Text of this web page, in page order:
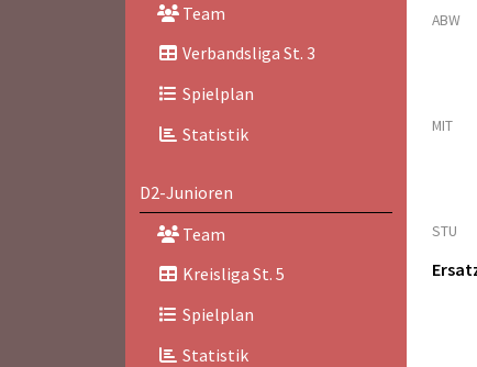
Team
Verbandsliga St. 3
Spielplan
Statistik
D2-Junioren
Team
Kreisliga St. 5
Spielplan
Statistik
ABW
MIT
STU